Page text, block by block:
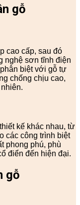
gỗ
cao cấp, sau đó
nghệ sơn tĩnh điện
biệt với gỗ tự
chống chịu cao,
kế khác nhau, từ
các công trình biệt
phong phú, phù
điển đến hiện đại.
gỗ